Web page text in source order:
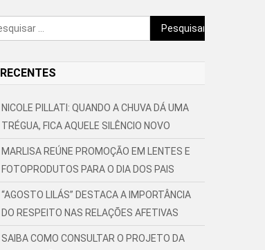
Pesquisar
por:
RECENTES
NICOLE PILLATI: QUANDO A CHUVA DÁ UMA
TRÉGUA, FICA AQUELE SILÊNCIO NOVO
MARLISA REÚNE PROMOÇÃO EM LENTES E
FOTOPRODUTOS PARA O DIA DOS PAIS
“AGOSTO LILÁS” DESTACA A IMPORTÂNCIA
DO RESPEITO NAS RELAÇÕES AFETIVAS
SAIBA COMO CONSULTAR O PROJETO DA